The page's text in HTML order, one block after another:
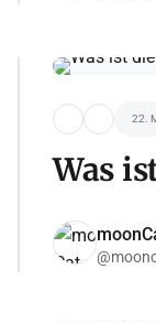
22.
Was